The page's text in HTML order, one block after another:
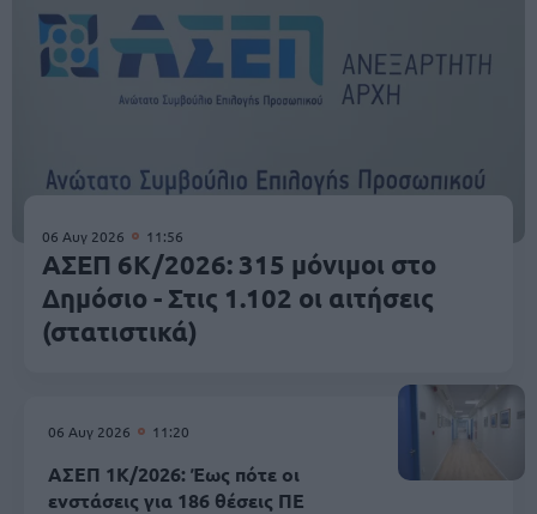
06 Αυγ 2026 11:56
ΑΣΕΠ 6Κ/2026: 315 μόνιμοι στο
Δημόσιο - Στις 1.102 οι αιτήσεις
(στατιστικά)
06 Αυγ 2026 11:20
ΑΣΕΠ 1Κ/2026: Έως πότε οι
ενστάσεις για 186 θέσεις ΠΕ